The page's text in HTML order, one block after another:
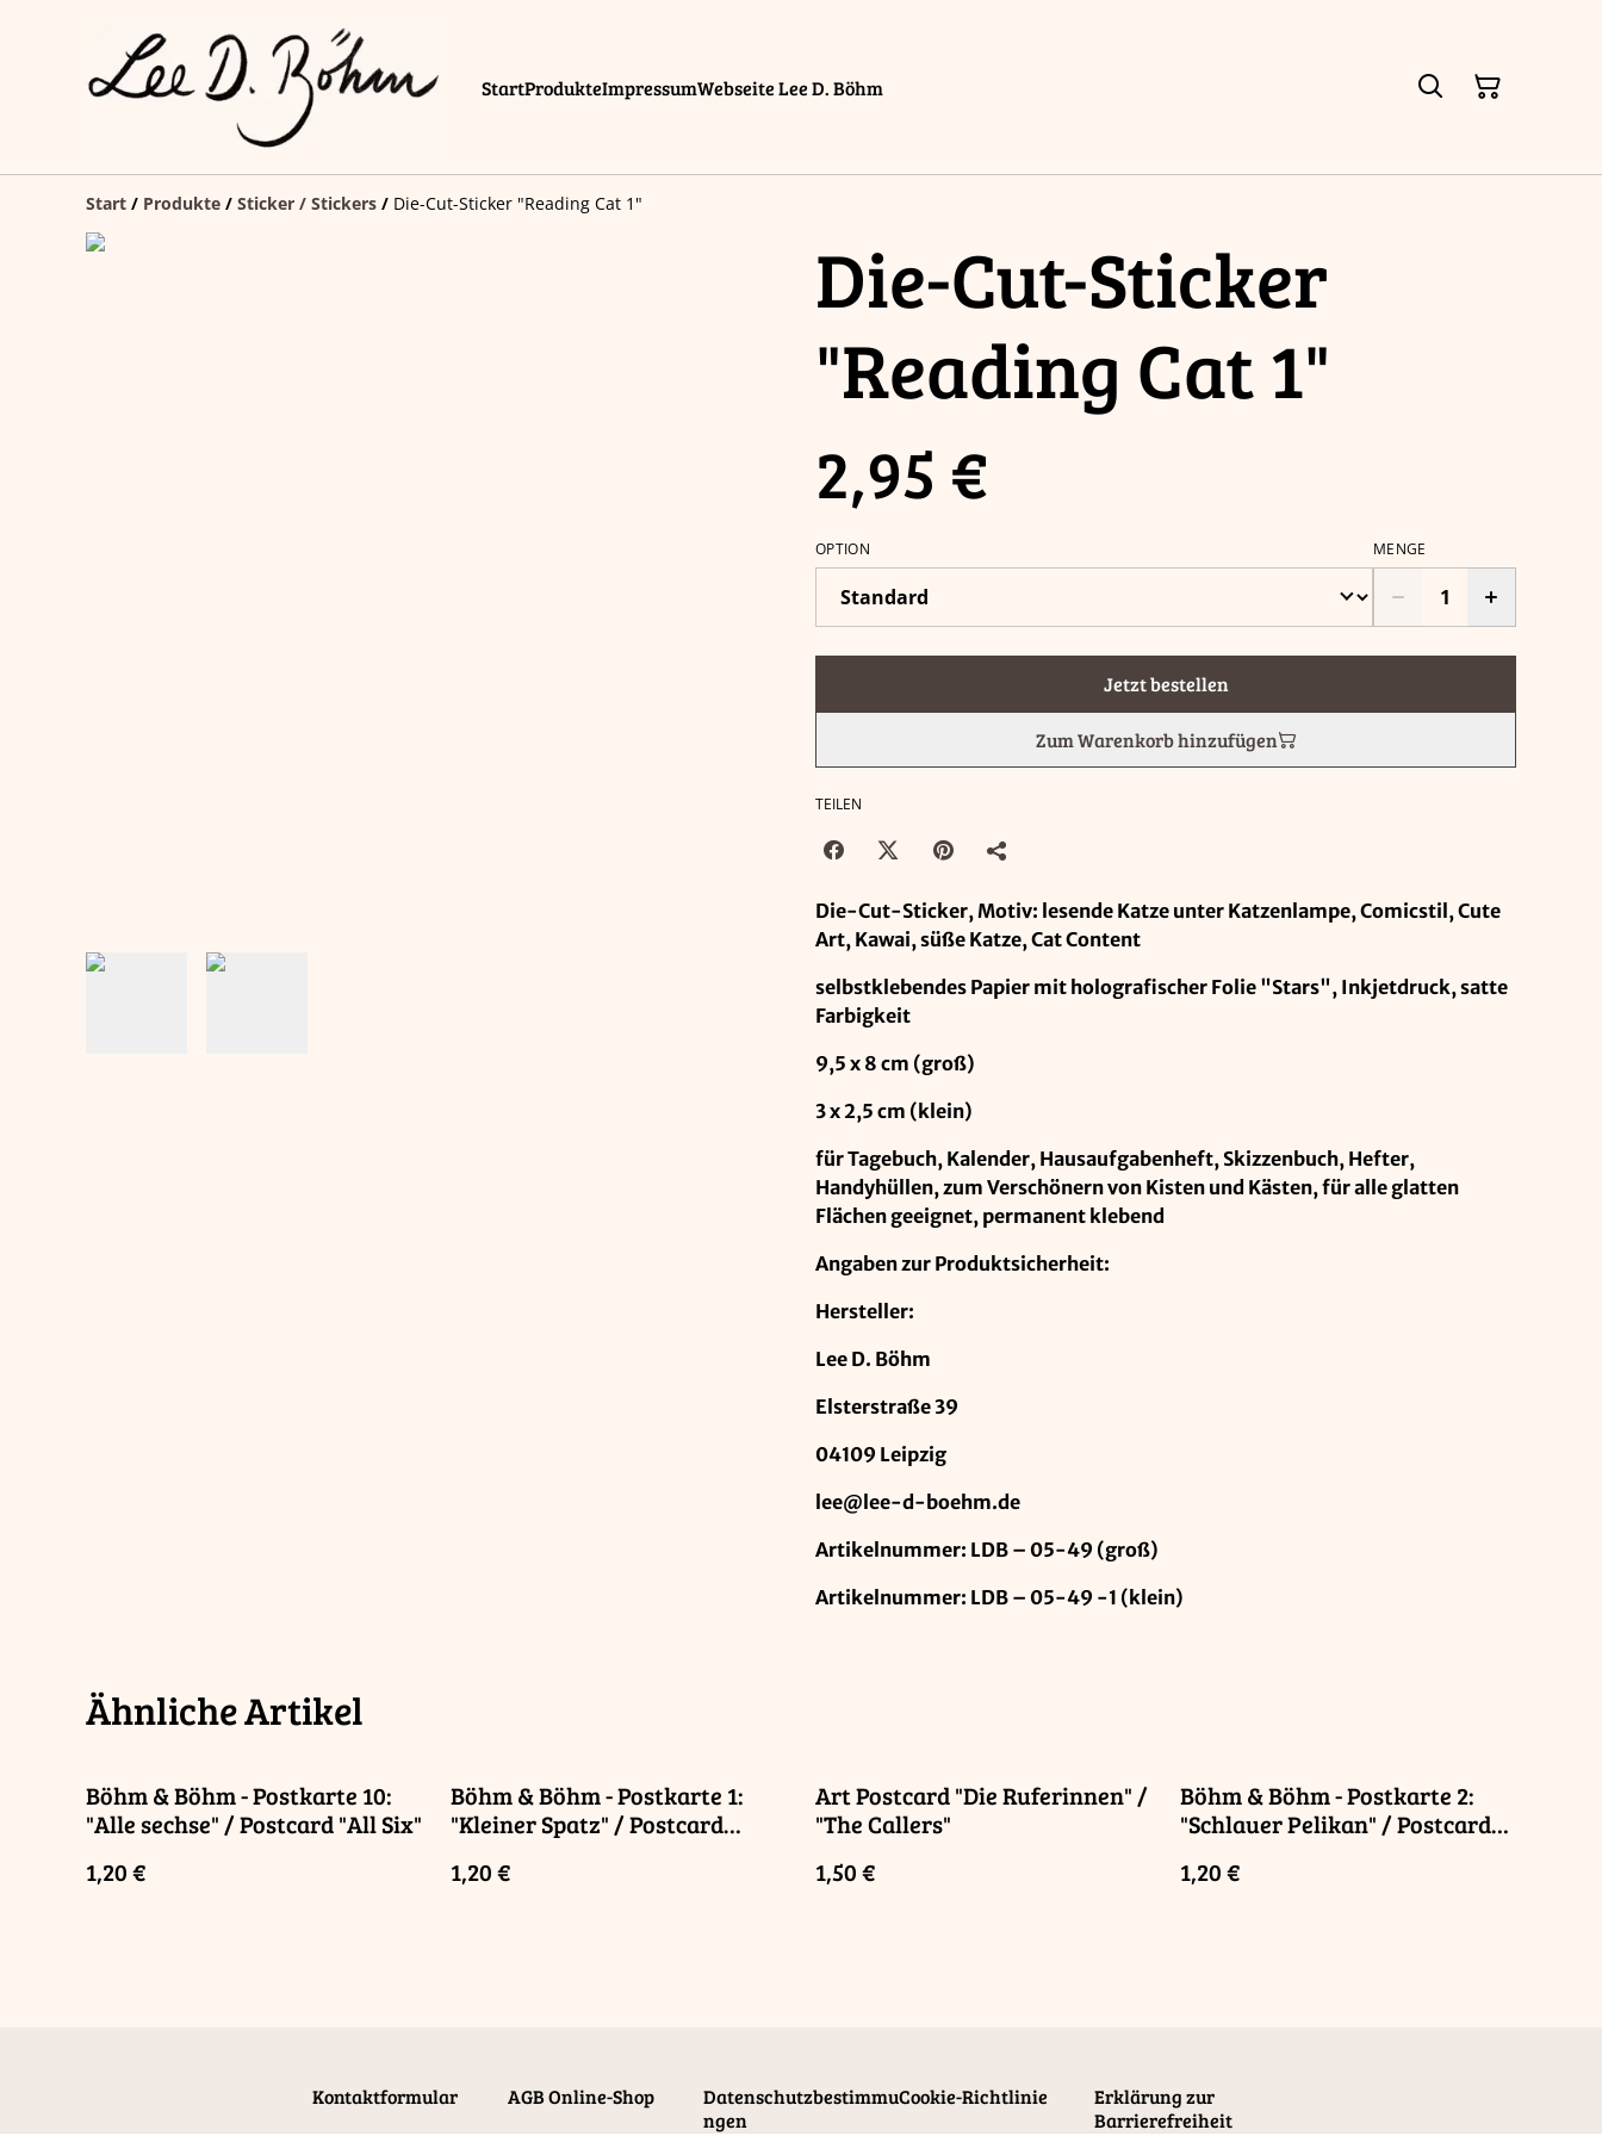
StartProdukteImpressumWebseite Lee D. Böhm
Start / Produkte / Sticker / Stickers / Die-Cut-Sticker "Reading Cat 1"
Die-Cut-Sticker
"Reading Cat 1"
2,95 €
OPTION MENGE
Jetzt bestellen
Zum Warenkorb hinzufügen
TEILEN
Die-Cut-Sticker, Motiv: lesende Katze unter Katzenlampe, Comicstil, Cute
Art, Kawai, süße Katze, Cat Content
selbstklebendes Papier mit holografischer Folie "Stars", Inkjetdruck, satte
Farbigkeit
9,5 x 8 cm (groß)
3 x 2,5 cm (klein)
für Tagebuch, Kalender, Hausaufgabenheft, Skizzenbuch, Hefter,
Handyhüllen, zum Verschönern von Kisten und Kästen, für alle glatten
Flächen geeignet, permanent klebend
Angaben zur Produktsicherheit:
Hersteller:
Lee D. Böhm
Elsterstraße 39
04109 Leipzig
lee@lee-d-boehm.de
Artikelnummer: LDB – 05-49 (groß)
Artikelnummer: LDB – 05-49 -1 (klein)
Ähnliche Artikel
Böhm & Böhm - Postkarte 10:
"Alle sechse" / Postcard "All Six"
1,20 €
Böhm & Böhm - Postkarte 1:
"Kleiner Spatz" / Postcard
1,20 €
Art Postcard "Die Ruferinnen" /
"The Callers"
1,50 €
Böhm & Böhm - Postkarte 2:
"Schlauer Pelikan" / Postcard
1,20 €
Kontaktformular AGB Online-Shop
Datenschutzbestimmu
ngen
Cookie-Richtlinie
Erklärung zur
Barrierefreiheit